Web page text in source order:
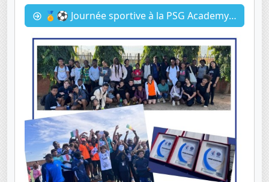
🏅⚽ Journée sportive à la PSG Academy ! ⚽🏅